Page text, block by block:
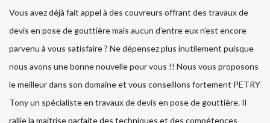
Vous avez déjà fait appel à des couvreurs offrant des travaux de
devis en pose de gouttière mais aucun d’entre eux n’est encore
parvenu à vous satisfaire ? Ne dépensez plus inutilement puisque
nous avons une bonne nouvelle pour vous !! Nous vous proposons
le meilleur dans son domaine et vous conseillons fortement PETRY
Tony un spécialiste en travaux de devis en pose de gouttière. Il
rallie la maitrise parfaite des techniques et des compétences